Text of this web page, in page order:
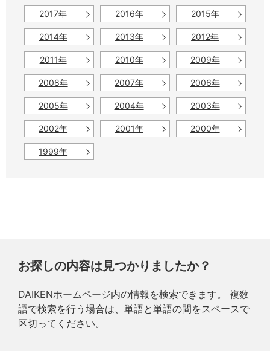
2017年 2016年 2015年
2014年 2013年 2012年
2011年 2010年 2009年
2008年 2007年 2006年
2005年 2004年 2003年
2002年 2001年 2000年
1999年
お探しの内容は見つかりましたか？
DAIKENホームページ内の情報を検索できます。 複数
語で検索を行う場合は、単語と単語の間をスペースで
区切ってください。